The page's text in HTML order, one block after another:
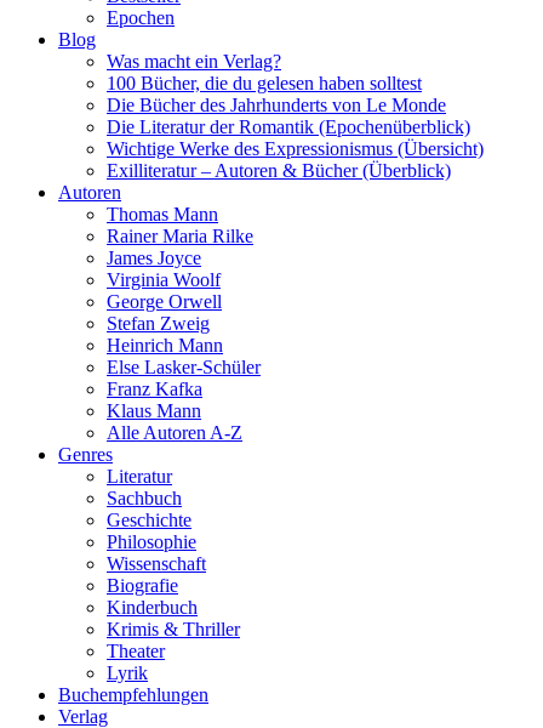
Epochen
Blog
Was macht ein Verlag?
100 Bücher, die du gelesen haben solltest
Die Bücher des Jahrhunderts von Le Monde
Die Literatur der Romantik (Epochenüberblick)
Wichtige Werke des Expressionismus (Übersicht)
Exilliteratur – Autoren & Bücher (Überblick)
Autoren
Thomas Mann
Rainer Maria Rilke
James Joyce
Virginia Woolf
George Orwell
Stefan Zweig
Heinrich Mann
Else Lasker-Schüler
Franz Kafka
Klaus Mann
Alle Autoren A-Z
Genres
Literatur
Sachbuch
Geschichte
Philosophie
Wissenschaft
Biografie
Kinderbuch
Krimis & Thriller
Theater
Lyrik
Buchempfehlungen
Verlag